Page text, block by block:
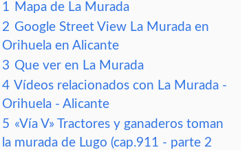
1 Mapa de La Murada
2 Google Street View La Murada en
Orihuela en Alicante
3 Que ver en La Murada
4 Vídeos relacionados con La Murada -
Orihuela - Alicante
5 «Vía V» Tractores y ganaderos toman
la murada de Lugo (cap.911 - parte 2